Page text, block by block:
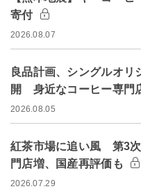
寄付
2026.08.07
良品計画、シングルオリ
開 身近なコーヒー専門
2026.08.05
紅茶市場に追い風 第3
門店増、国産再評価も
2026.07.29